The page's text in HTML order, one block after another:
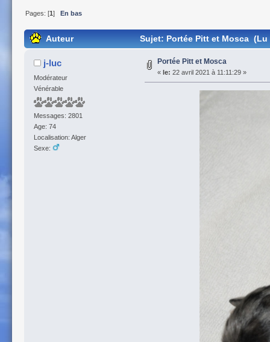
Pages: [1] En bas
Auteur Sujet: Portée Pitt et Mosca (Lu
j-luc
Modérateur
Vénérable
Messages: 2801
Age: 74
Localisation: Alger
Sexe:
Portée Pitt et Mosca
« le: 22 avril 2021 à 11:11:29 »